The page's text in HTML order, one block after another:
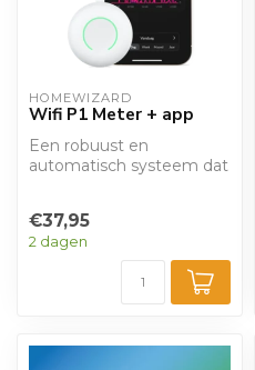
HOMEWIZARD
Wifi P1 Meter + app
Een robuust en
automatisch systeem dat
€37,95
2 dagen